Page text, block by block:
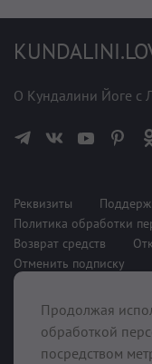
О Кундалини Йоге с
Реквизиты
Политика обработки
Возврат средств
Отменить подписку
Продолжая
обработкой
посредством